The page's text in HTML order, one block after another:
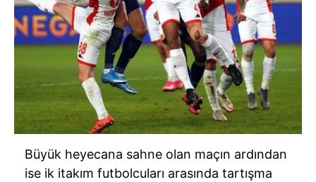
Büyük heyecana sahne olan maçın ardından
ise ik itakım futbolcuları arasında tartışma